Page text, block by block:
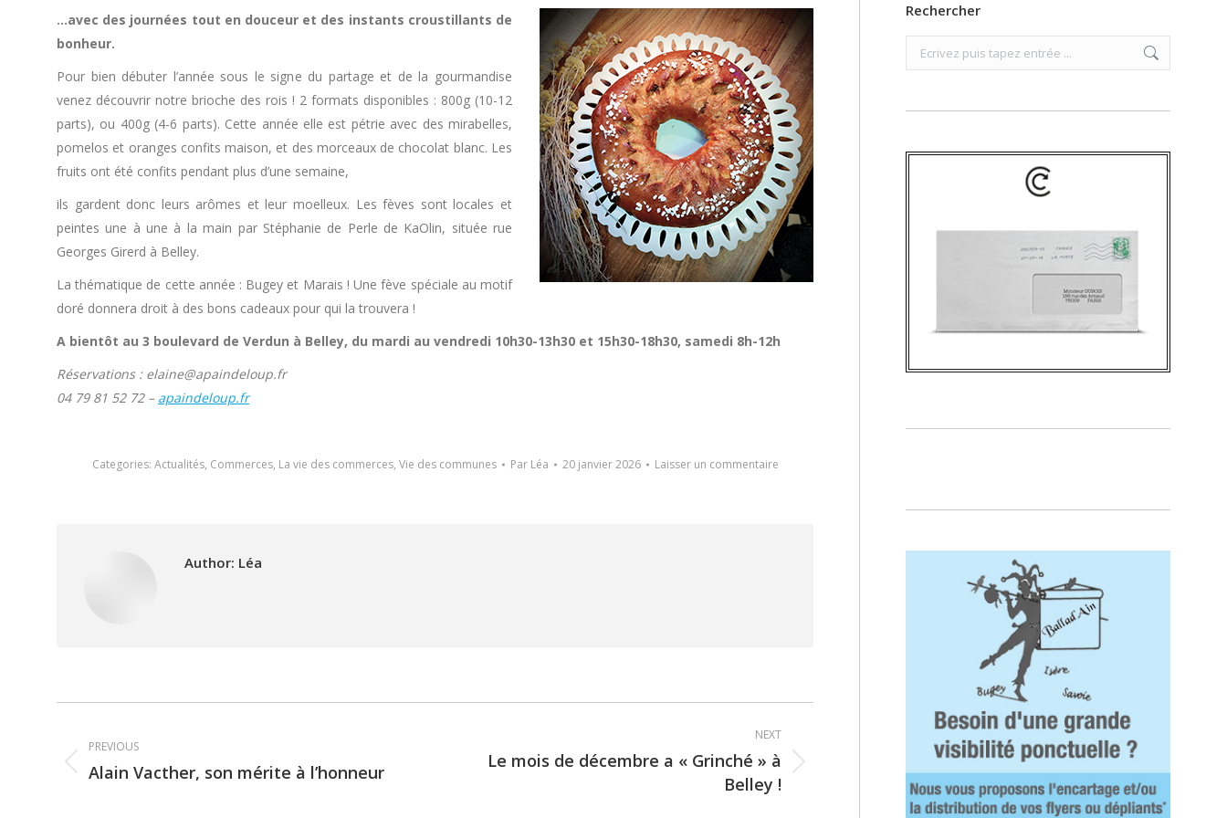
…avec des journées tout en douceur et des instants croustillants de
bonheur.
Pour bien débuter l’année sous le signe du partage et de la gourmandise
venez découvrir notre brioche des rois ! 2 formats disponibles : 800g (10-12
parts), ou 400g (4-6 parts). Cette année elle est pétrie avec des mirabelles,
pomelos et oranges confits maison, et des morceaux de chocolat blanc. Les
fruits ont été confits pendant plus d’une semaine,
ils gardent donc leurs arômes et leur moelleux. Les fèves sont locales et
peintes une à une à la main par Stéphanie de Perle de KaOlin, située rue
Georges Girerd à Belley.
La thématique de cette année : Bugey et Marais ! Une fève spéciale au motif
doré donnera droit à des bons cadeaux pour qui la trouvera !
A bientôt au 3 boulevard de Verdun à Belley, du mardi au vendredi 10h30-13h30 et 15h30-18h30, samedi 8h-12h
Réservations : elaine@apaindeloup.fr
04 79 81 52 72 – apaindeloup.fr
Categories: Actualités, Commerces, La vie des commerces, Vie des communes Par Léa 20 janvier 2026 Laisser un commentaire
Author: Léa
navigation
PREVIOUS
Previous
Alain Vacther, son mérite à l’honneur
NEXT
Next
Le mois de décembre a « Grinché » à
Belley !
Rechercher
Search: